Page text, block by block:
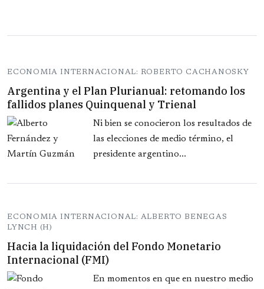
ECONOMIA INTERNACIONAL: ROBERTO CACHANOSKY
Argentina y el Plan Plurianual: retomando los
fallidos planes Quinquenal y Trienal
Ni bien se conocieron los resultados de
las elecciones de medio término, el
presidente argentino...
ECONOMIA INTERNACIONAL: ALBERTO BENEGAS
LYNCH (H)
Hacia la liquidación del Fondo Monetario
Internacional (FMI)
En momentos en que en nuestro medio